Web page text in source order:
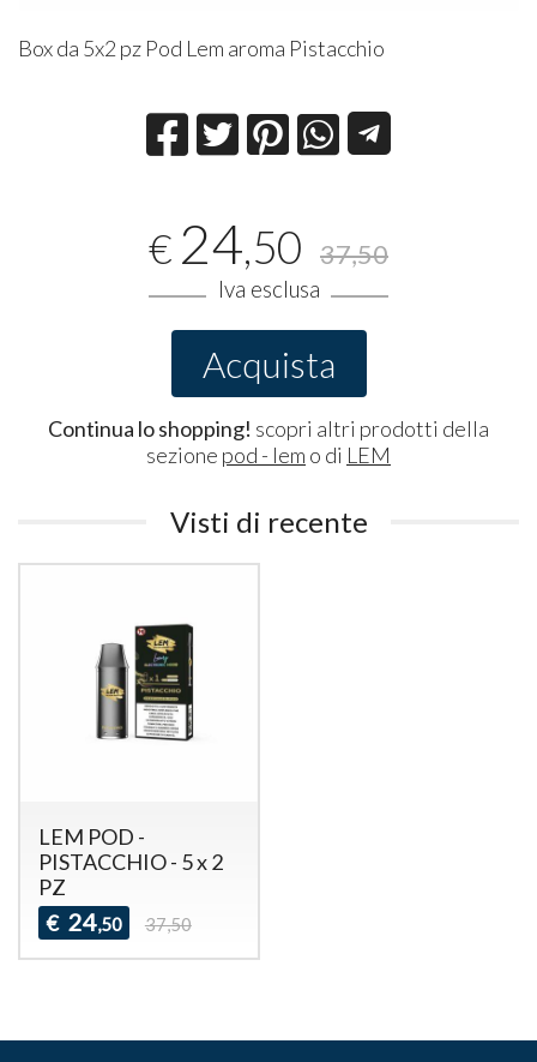
Box da 5x2 pz Pod Lem aroma Pistacchio
€ 24,50 37,50
Iva esclusa
Acquista
Continua lo shopping! scopri altri prodotti della
sezione pod - lem o di LEM
Visti di recente
LEM POD -
PISTACCHIO - 5 x 2
PZ
€ 24,50 37,50